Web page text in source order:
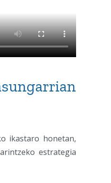
ikastaro honetan,
estrategia